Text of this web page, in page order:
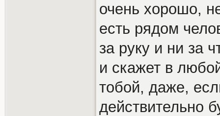
очень хорошо,
есть рядом
за руку и ни за
и скажет в
тобой, даже,
действительно